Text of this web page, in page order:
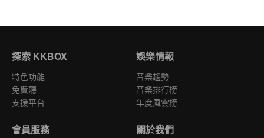
探索 KKBOX
特色功能
免費聽
支援平台
娛樂情報
音樂趨勢
音樂排行榜
年度風雲榜
會員服務 關於我們